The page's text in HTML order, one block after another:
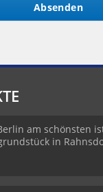
Absenden
am schönsten
in